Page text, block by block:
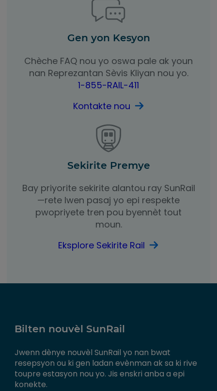
Gen yon Kesyon
Chèche FAQ nou yo oswa pale ak youn
nan Reprezantan Sèvis Kliyan nou yo.
1-855-RAIL-411
Kontakte nou
Sekirite Premye
Bay priyorite sekirite alantou ray SunRail
—rete lwen pasaj yo epi respekte
pwopriyete tren pou byennèt tout
moun.
Eksplore Sekirite Rail
Bilten nouvèl SunRail
Jwenn dènye nouvèl SunRail yo nan bwat
resepsyon ou ki gen ladan evènman ak sa ki rive
toupre estasyon nou yo. Jis enskri anba a epi
konekte.